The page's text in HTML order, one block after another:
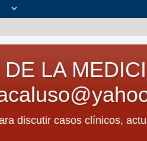
LA
discutir casos clínicos,